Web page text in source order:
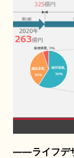
――ライフデ